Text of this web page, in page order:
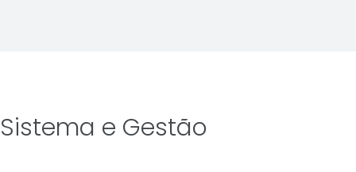
Sistema e Gestão